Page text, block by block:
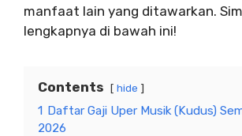
manfaat lain yang ditawarkan.
lengkapnya di bawah ini!
Contents hide
1 Daftar Gaji Uper Musik (Kudus)
2026